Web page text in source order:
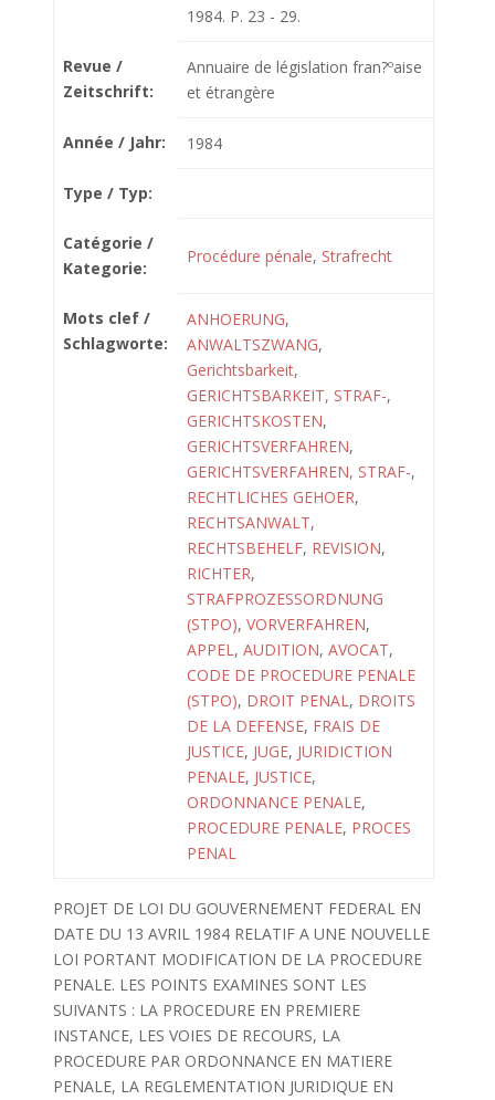
1984. P. 23 - 29.
Revue /
Zeitschrift:
Annuaire de législation fran?ºaise
et étrangère
Année / Jahr: 1984
Type / Typ:
Catégorie /
Kategorie:
Procédure pénale, Strafrecht
Mots clef /
Schlagworte:
ANHOERUNG,
ANWALTSZWANG,
Gerichtsbarkeit,
GERICHTSBARKEIT, STRAF-,
GERICHTSKOSTEN,
GERICHTSVERFAHREN,
GERICHTSVERFAHREN, STRAF-,
RECHTLICHES GEHOER,
RECHTSANWALT,
RECHTSBEHELF, REVISION,
RICHTER,
STRAFPROZESSORDNUNG
(STPO), VORVERFAHREN,
APPEL, AUDITION, AVOCAT,
CODE DE PROCEDURE PENALE
(STPO), DROIT PENAL, DROITS
DE LA DEFENSE, FRAIS DE
JUSTICE, JUGE, JURIDICTION
PENALE, JUSTICE,
ORDONNANCE PENALE,
PROCEDURE PENALE, PROCES
PENAL
PROJET DE LOI DU GOUVERNEMENT FEDERAL EN
DATE DU 13 AVRIL 1984 RELATIF A UNE NOUVELLE
LOI PORTANT MODIFICATION DE LA PROCEDURE
PENALE. LES POINTS EXAMINES SONT LES
SUIVANTS : LA PROCEDURE EN PREMIERE
INSTANCE, LES VOIES DE RECOURS, LA
PROCEDURE PAR ORDONNANCE EN MATIERE
PENALE, LA REGLEMENTATION JURIDIQUE EN